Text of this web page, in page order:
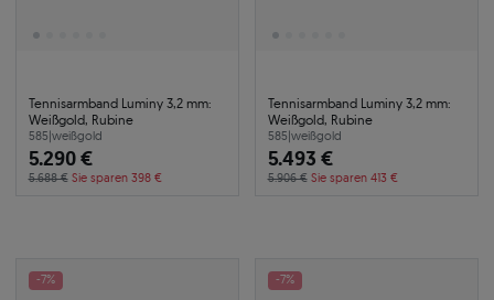
Tennisarmband Luminy 3,2 mm:
Weißgold, Rubine
585|weißgold
5.290 €
5.688 € Sie sparen 398 €
Tennisarmband Luminy 3,2 mm:
Weißgold, Rubine
585|weißgold
5.493 €
5.906 € Sie sparen 413 €
-7% -7%